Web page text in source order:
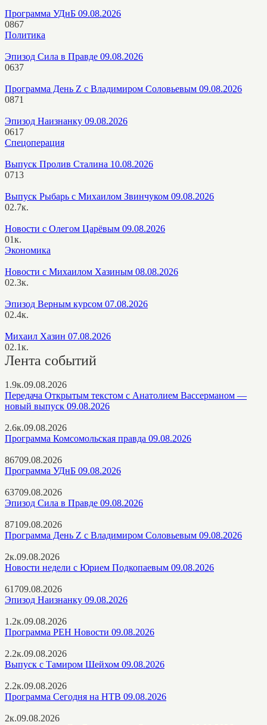
Программа УДнБ 09.08.2026
0867
Политика
Эпизод Сила в Правде 09.08.2026
0637
Программа День Z с Владимиром Соловьевым 09.08.2026
0871
Эпизод Наизнанку 09.08.2026
0617
Спецоперация
Выпуск Пролив Сталина 10.08.2026
0713
Выпуск Рыбарь с Михаилом Звинчуком 09.08.2026
02.7к.
Новости с Олегом Царёвым 09.08.2026
01к.
Экономика
Новости с Михаилом Хазиным 08.08.2026
02.3к.
Эпизод Верным курсом 07.08.2026
02.4к.
Михаил Хазин 07.08.2026
02.1к.
Лента событий
1.9к.09.08.2026
Передача Открытым текстом с Анатолием Вассерманом —
новый выпуск 09.08.2026
2.6к.09.08.2026
Программа Комсомольская правда 09.08.2026
86709.08.2026
Программа УДнБ 09.08.2026
63709.08.2026
Эпизод Сила в Правде 09.08.2026
87109.08.2026
Программа День Z с Владимиром Соловьевым 09.08.2026
2к.09.08.2026
Новости недели с Юрием Подкопаевым 09.08.2026
61709.08.2026
Эпизод Наизнанку 09.08.2026
1.2к.09.08.2026
Программа РЕН Новости 09.08.2026
2.2к.09.08.2026
Выпуск с Тамиром Шейхом 09.08.2026
2.2к.09.08.2026
Программа Сегодня на НТВ 09.08.2026
2к.09.08.2026